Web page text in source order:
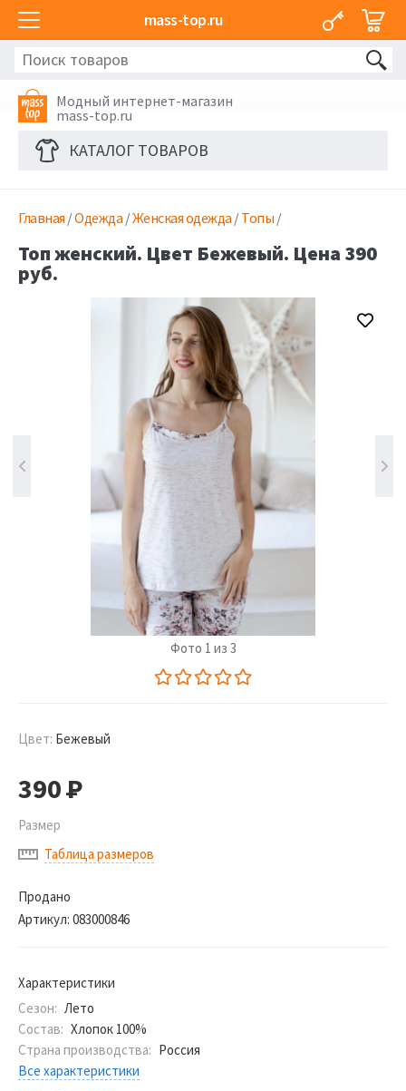
mass-top.ru
Модный интернет-магазин
mass-top.ru
КАТАЛОГ ТОВАРОВ
Главная /Одежда /Женская одежда /Топы /
Топ женский. Цвет Бежевый. Цена 390
руб.
Фото 1 из 3
Цвет: Бежевый
390Р
Размер
Таблица размеров
Продано
Артикул: 083000846
Характеристики
Сезон: Лето
Состав: Хлопок 100%
Страна производства: Россия
Все характеристики